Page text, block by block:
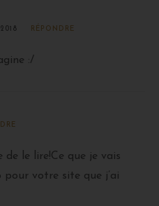
RÉPONDRE
:/
le lire!Ce que je vais
pour votre site que j’ai